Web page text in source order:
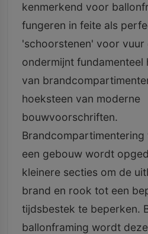
kenmerkend voor
fungeren in feite als
'schoorstenen' voor vuur
ondermijnt fundamenteel
van
hoeksteen van moderne
bouwvoorschriften.
een gebouw wordt
kleinere secties om de
brand en rook tot een
tijdsbestek te beperken.
ballonframing wordt